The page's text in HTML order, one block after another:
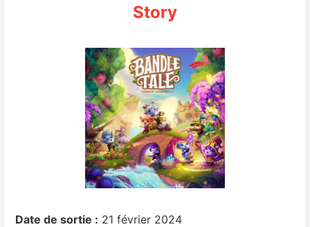
Hardware
Mises à jour
Chiffres de ventes
Rumeurs
Nintendo Direct
Story
Date de sortie : 21 février 2024